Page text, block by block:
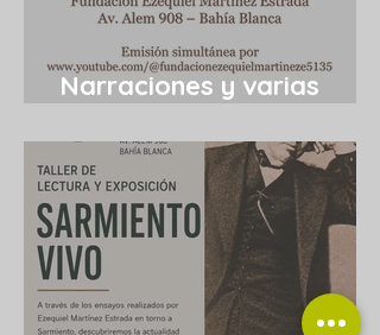
Narraciones y varias